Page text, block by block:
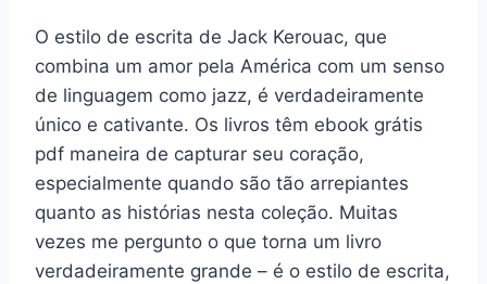
O estilo de escrita de Jack Kerouac, que
combina um amor pela América com um senso
de linguagem como jazz, é verdadeiramente
único e cativante. Os livros têm ebook grátis
pdf maneira de capturar seu coração,
especialmente quando são tão arrepiantes
quanto as histórias nesta coleção. Muitas
vezes me pergunto o que torna um livro
verdadeiramente grande – é o estilo de escrita,